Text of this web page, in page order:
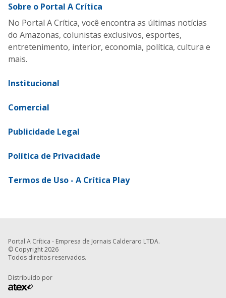
Sobre o Portal A Crítica
No Portal A Crítica, você encontra as últimas notícias
do Amazonas, colunistas exclusivos, esportes,
entretenimento, interior, economia, política, cultura e
mais.
Institucional
Comercial
Publicidade Legal
Política de Privacidade
Termos de Uso - A Crítica Play
Portal A Crítica - Empresa de Jornais Calderaro LTDA.
© Copyright 2026
Todos direitos reservados.
Distribuído por